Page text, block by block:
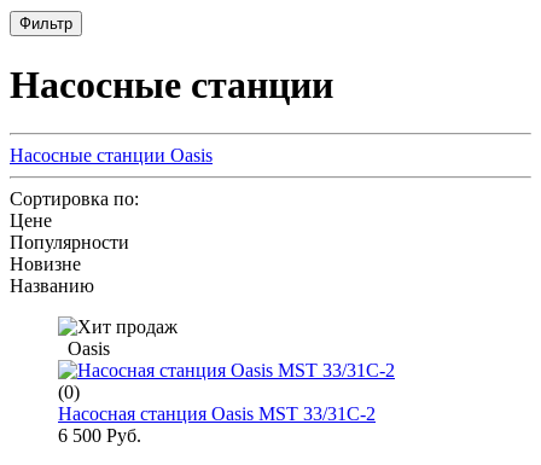
Фильтр
Насосные станции
Насосные станции Oasis
Сортировка по:
Цене
Популярности
Новизне
Названию
Oasis
(0)
Насосная станция Oasis MST 33/31C-2
6 500 Руб.